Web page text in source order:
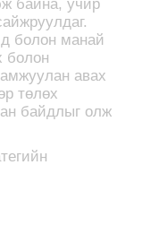
байна, учир
болон манай
болон
авах
төлөх
байдлыг олж